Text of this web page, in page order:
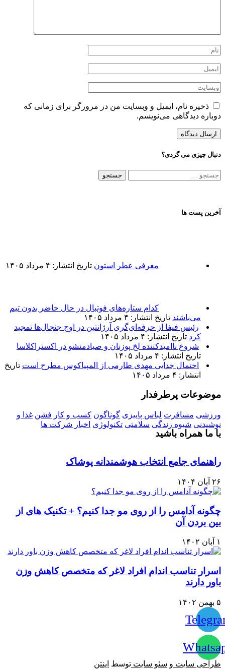
ذخیره نام، ایمیل و وبسایت من در مرورگر برای زمانی که
دوباره دیدگاهی می‌نویسم.
دنبال چیزی می گردی؟
جستجو
آخرین پست ها
رئیس فیفا از حرفه‌ای‌گری آرژانتین در اوج جنجال‌ها تمجید
تاریخ انتشار: ۴ مرداد ۱۴۰۵
موضوعات پرطرفدار
ورزشی مسافرت لباس پاییزی گوناگون کسب و کار فشن غذا و
نوشیدنی شیوه زندگی سلامتی تکنولوژی
با ما همراه باشید
راهنمای جامع انتخاب هوشمندانه پوشاک
۲۶ آبان ۱۴۰۴
بین بردن آن
اسرار تناسب اندام افراد لاغر که متخصص کاهش وزن
باور دارند
طراحی سایت